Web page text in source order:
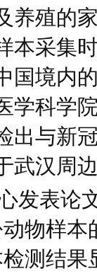
养殖的
本采集
国境内
学科学
出与新
武汉周
发表论
物样
测结